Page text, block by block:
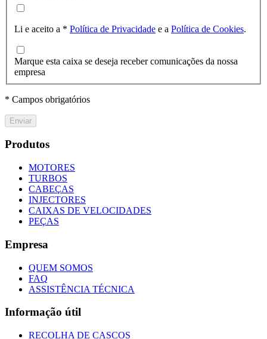
Li e aceito a * Política de Privacidade e a Política de Cookies.
Marque esta caixa se deseja receber comunicações da nossa
empresa
* Campos obrigatórios
Enviar
Produtos
MOTORES
TURBOS
CABEÇAS
INJECTORES
CAIXAS DE VELOCIDADES
PEÇAS
Empresa
QUEM SOMOS
FAQ
ASSISTÊNCIA TÉCNICA
Informação útil
RECOLHA DE CASCOS